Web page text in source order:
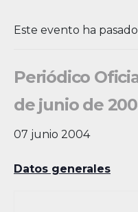
Este evento ha
Periódico
de junio de
07 junio 2004
Datos generales